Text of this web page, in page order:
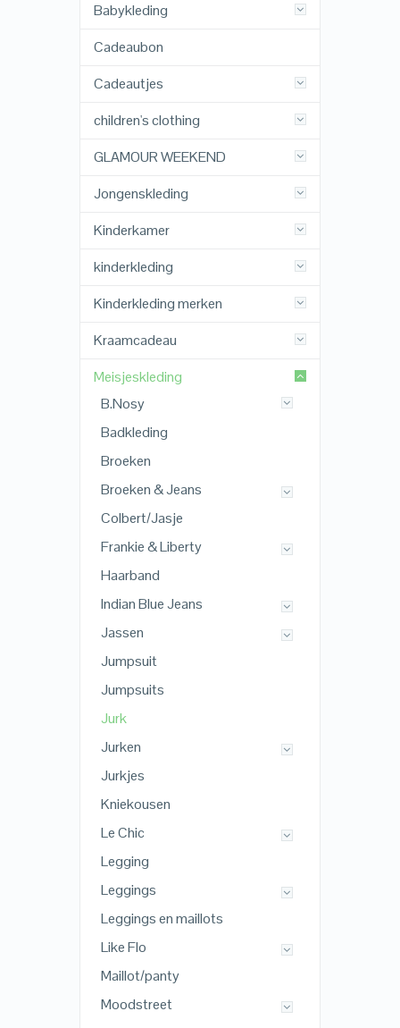
Babykleding
Cadeaubon
Cadeautjes
children's clothing
GLAMOUR WEEKEND
Jongenskleding
Kinderkamer
kinderkleding
Kinderkleding merken
Kraamcadeau
Meisjeskleding
B.Nosy
Badkleding
Broeken
Broeken & Jeans
Colbert/Jasje
Frankie & Liberty
Haarband
Indian Blue Jeans
Jassen
Jumpsuit
Jumpsuits
Jurk
Jurken
Jurkjes
Kniekousen
Le Chic
Legging
Leggings
Leggings en maillots
Like Flo
Maillot/panty
Moodstreet